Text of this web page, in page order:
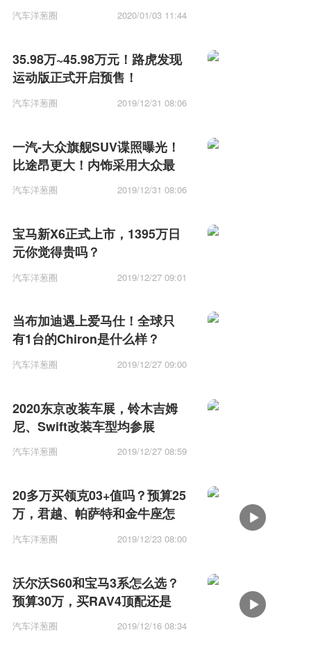
汽车洋葱圈 2020/01/03 11:44
35.98万~45.98万元！路虎发现
运动版正式开启预售！
汽车洋葱圈 2019/12/31 08:06
一汽-大众旗舰SUV谍照曝光！
比途昂更大！内饰采用大众最
新风格！
汽车洋葱圈 2019/12/31 08:06
宝马新X6正式上市，1395万日
元你觉得贵吗？
汽车洋葱圈 2019/12/27 09:01
当布加迪遇上爱马仕！全球只
有1台的Chiron是什么样？
汽车洋葱圈 2019/12/27 09:00
2020东京改装车展，铃木吉姆
尼、Swift改装车型均参展
汽车洋葱圈 2019/12/27 08:59
20多万买领克03+值吗？预算25
万，君越、帕萨特和金牛座怎
么选？
汽车洋葱圈 2019/12/23 08:00
沃尔沃S60和宝马3系怎么选？
预算30万，买RAV4顶配还是
UX低配？
汽车洋葱圈 2019/12/16 08:34